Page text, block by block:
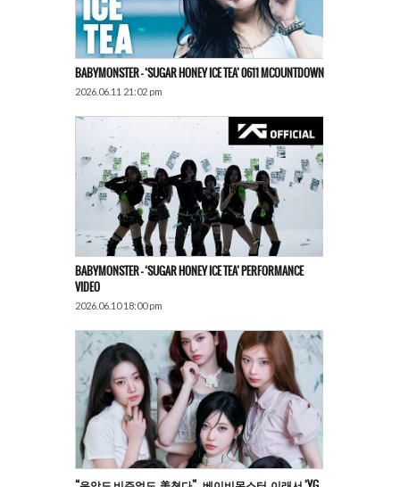
BABYMONSTER – ‘SUGAR HONEY ICE TEA’ 0611 MCOUNTDOWN
2026.06.11 21:02 pm
BABYMONSTER – ‘SUGAR HONEY ICE TEA’ PERFORMANCE
VIDEO
2026.06.10 18:00 pm